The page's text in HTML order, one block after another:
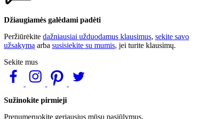
Džiaugiamės galėdami padėti
Peržiūrėkite dažniausiai užduodamus klausimus, sekite savo
užsakymą arba susisiekite su mumis, jei turite klausimų.
Sekite mus
Sužinokite pirmieji
Prenumeruokite geriausius mūsų pasiūlymus.